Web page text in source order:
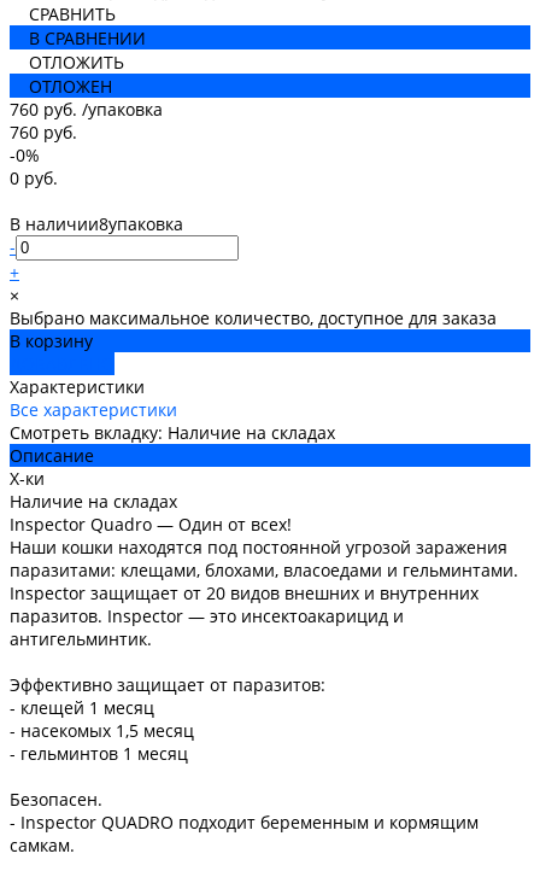
СРАВНИТЬ
В СРАВНЕНИИ
ОТЛОЖИТЬ
ОТЛОЖЕН
760 руб. /упаковка
760 руб.
-0%
0 руб.
В наличии8упаковка
-
+
×
Выбрано максимальное количество, доступное для заказа
В корзину
Характеристики
Все характеристики
Смотреть вкладку: Наличие на складах
Описание
Х-ки
Наличие на складах
Inspector Quadro — Один от всех!
Наши кошки находятся под постоянной угрозой заражения
паразитами: клещами, блохами, власоедами и гельминтами.
Inspector защищает от 20 видов внешних и внутренних
паразитов. Inspector — это инсектоакарицид и
антигельминтик.
Эффективно защищает от паразитов:
- клещей 1 месяц
- насекомых 1,5 месяц
- гельминтов 1 месяц
Безопасен.
- Inspector QUADRO подходит беременным и кормящим
самкам.